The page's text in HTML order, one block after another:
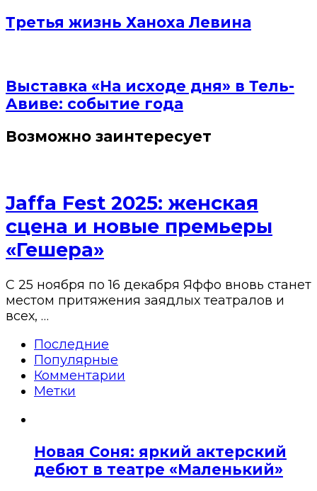
Третья жизнь Ханоха Левина
Выставка «На исходе дня» в Тель-
Авиве: событие года
Возможно заинтересует
Jaffa Fest 2025: женская
сцена и новые премьеры
«Гешера»
С 25 ноября по 16 декабря Яффо вновь станет
местом притяжения заядлых театралов и
всех, …
Последние
Популярные
Комментарии
Метки
Новая Соня: яркий актерский
дебют в театре «Маленький»